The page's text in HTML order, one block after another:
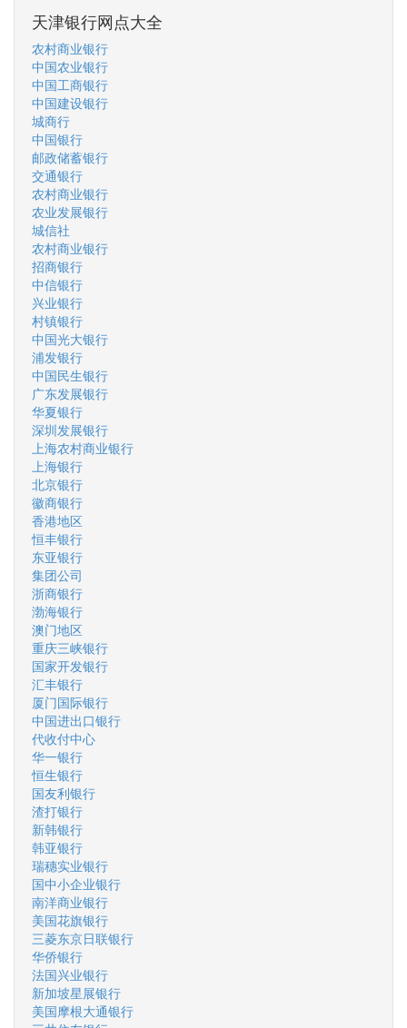
天津银行网点大全
农村商业银行
中国农业银行
中国工商银行
中国建设银行
城商行
中国银行
邮政储蓄银行
交通银行
农村商业银行
农业发展银行
城信社
农村商业银行
招商银行
中信银行
兴业银行
村镇银行
中国光大银行
浦发银行
中国民生银行
广东发展银行
华夏银行
深圳发展银行
上海农村商业银行
上海银行
北京银行
徽商银行
香港地区
恒丰银行
东亚银行
集团公司
浙商银行
渤海银行
澳门地区
重庆三峡银行
国家开发银行
汇丰银行
厦门国际银行
中国进出口银行
代收付中心
华一银行
恒生银行
国友利银行
渣打银行
新韩银行
韩亚银行
瑞穗实业银行
国中小企业银行
南洋商业银行
美国花旗银行
三菱东京日联银行
华侨银行
法国兴业银行
新加坡星展银行
美国摩根大通银行